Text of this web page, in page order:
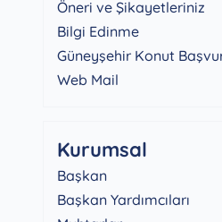
Öneri ve Şikayetleriniz
Bilgi Edinme
Güneyşehir Konut
Web Mail
Kurumsal
Başkan
Başkan Yardımcıları